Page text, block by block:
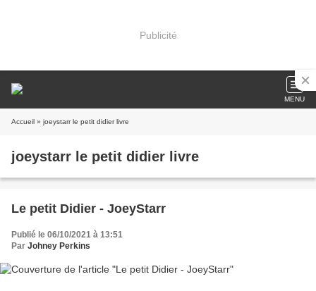
Publicité
MENU
Accueil » joeystarr le petit didier livre
joeystarr le petit didier livre
Le petit Didier - JoeyStarr
Publié le 06/10/2021 à 13:51
Par Johney Perkins